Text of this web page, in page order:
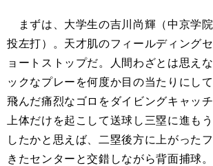
まずは、大学生の吉川尚輝（中京学
投左打）。天才肌のフィールディング
ョートストップだ。人間わざとは思え
ックなプレーを何度か目の当たりにし
飛んだ痛烈なゴロをダイビングキャッチ
上体だけを起こして送球し三塁に進も
したかと思えば、二塁後方に上がった
きたセンターと交錯しながら背面捕球。